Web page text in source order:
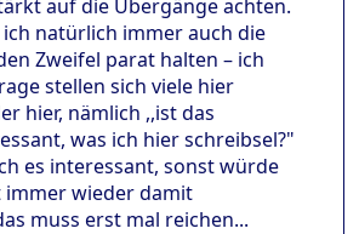
auf die Übergänge achten.
natürlich immer auch die
Zweifel parat halten – ich
stellen sich viele hier
hier, nämlich ,,ist das
was ich hier schreibsel?"
es interessant, sonst würde
immer wieder damit
muss erst mal reichen...